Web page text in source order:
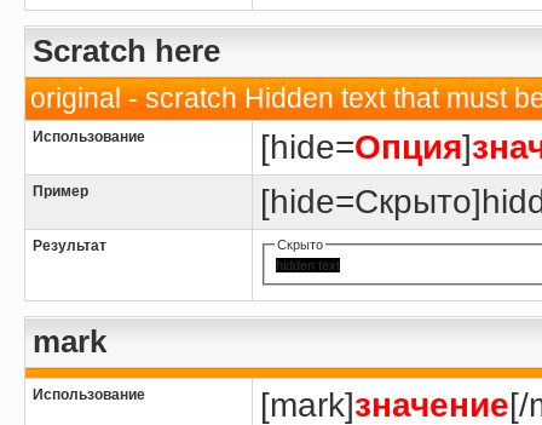
Scratch here
original - scratch Hidden text that must
Использование [hide=Опция]
Пример
Результат
Скрыто
hidden text
mark
Использование [mark]значение[/